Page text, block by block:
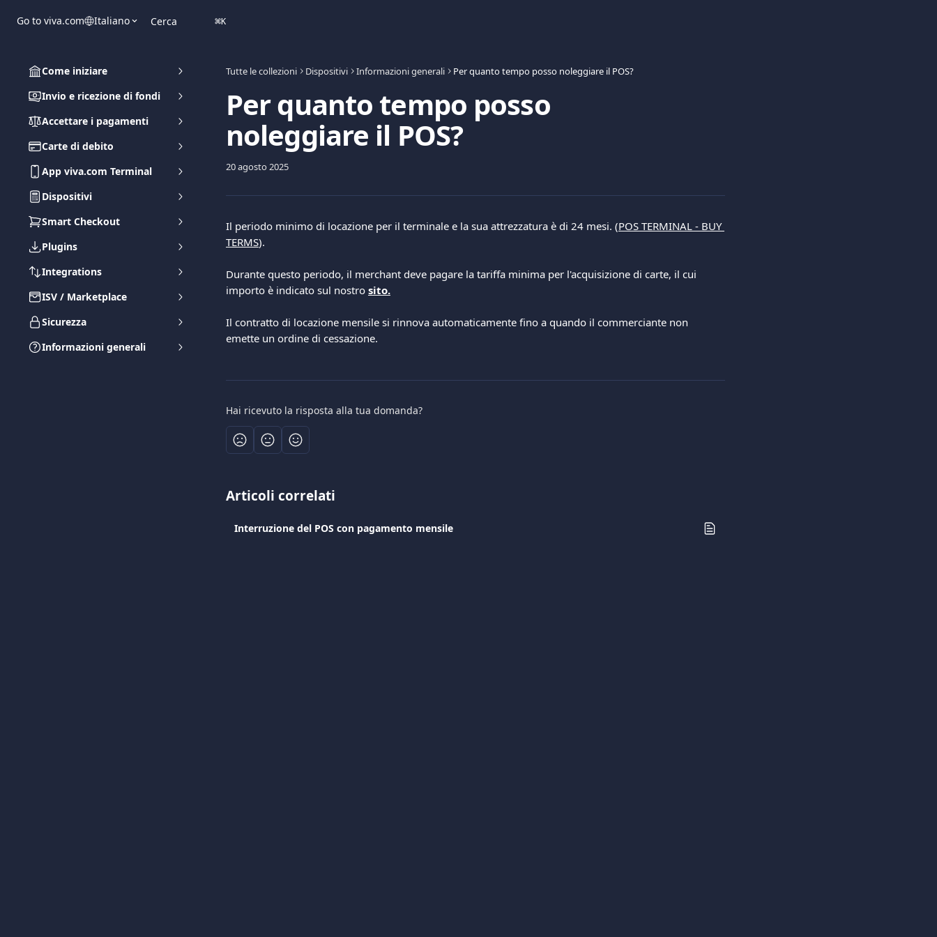
Go to viva.com Italiano Cerca ⌘K
Come iniziare
Invio e ricezione di fondi
Accettare i pagamenti
Carte di debito
App viva.com Terminal
Dispositivi
Smart Checkout
Plugins
Integrations
ISV / Marketplace
Sicurezza
Informazioni generali
Tutte le collezioni Dispositivi Informazioni generali Per quanto tempo posso noleggiare il POS?
Per quanto tempo posso
noleggiare il POS?
20 agosto 2025
Il periodo minimo di locazione per il terminale e la sua attrezzatura è di 24 mesi. (POS TERMINAL - BUY
TERMS).
Durante questo periodo, il merchant deve pagare la tariffa minima per l'acquisizione di carte, il cui
importo è indicato sul nostro sito.
Il contratto di locazione mensile si rinnova automaticamente fino a quando il commerciante non
emette un ordine di cessazione.
Hai ricevuto la risposta alla tua domanda?
Articoli correlati
Interruzione del POS con pagamento mensile